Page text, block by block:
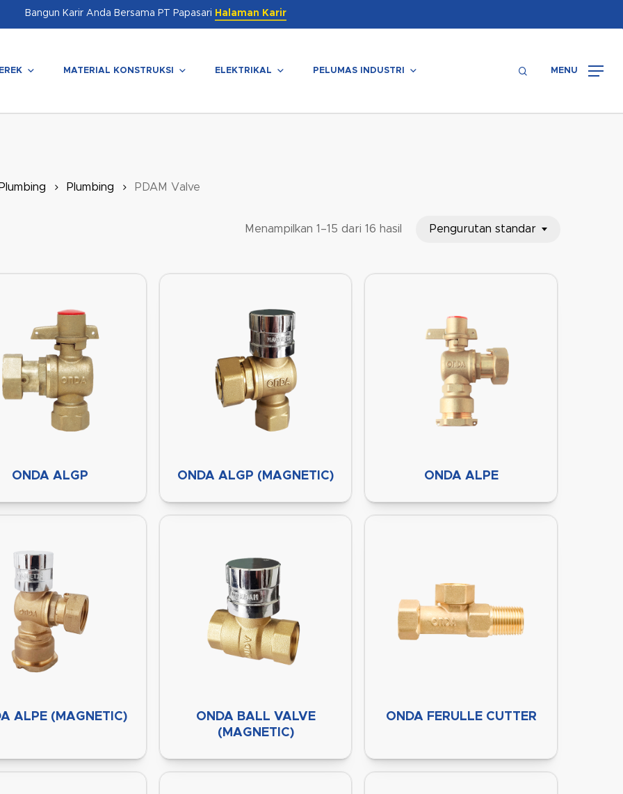
Bangun Karir Anda Bersama PT Papasari Halaman Karir
MATERIAL KONSTRUKSI ELEKTRIKAL PELUMAS INDUSTRI searchMENU
Plumbing PDAM Valve
Menampilkan 1–15 dari 16 hasil Pengurutan standar
ONDA ALGP ONDA ALGP (MAGNETIC) ONDA ALPE
ALPE (MAGNETIC)
ONDA BALL VALVE
(MAGNETIC)
ONDA FERULLE CUTTER